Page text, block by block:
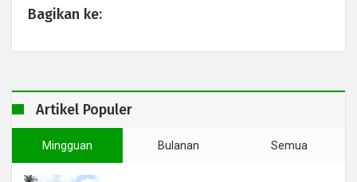
Bagikan ke:
Artikel Populer
Mingguan Bulanan Semua